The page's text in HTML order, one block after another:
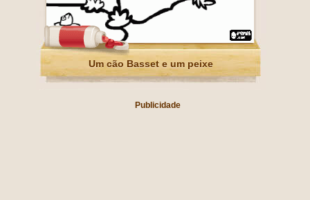
Um cão Basset e um peixe
Publicidade